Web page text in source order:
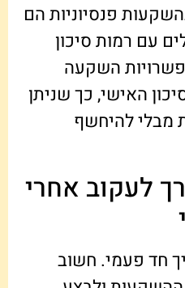
פנסיוניות הם
עם רמות סיכון
השקעה
האישי, כך שניתן
מבלי להיחשף
צורך לעקוב אחרי
חד פעמי. חשוב